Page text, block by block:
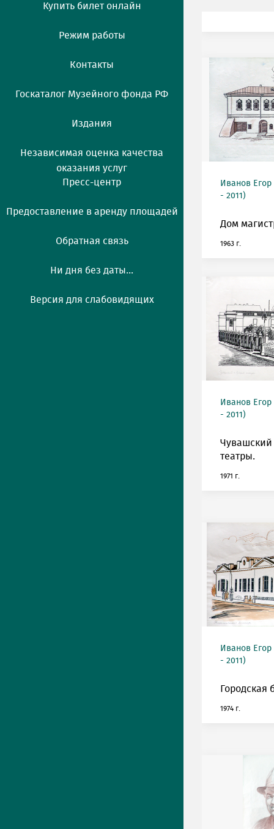
Купить билет онлайн
Режим работы
Контакты
Госкаталог Музейного фонда РФ
Издания
Независимая оценка качества
оказания услуг
Пресс-центр
Предоставление в аренду площадей
Обратная связь
Ни дня без даты...
Версия для слабовидящих
Иванов
- 2011)
Дом
1963 г.
Иванов
- 2011)
Чувашский
театры.
1971 г.
Иванов
- 2011)
Городская
1974 г.